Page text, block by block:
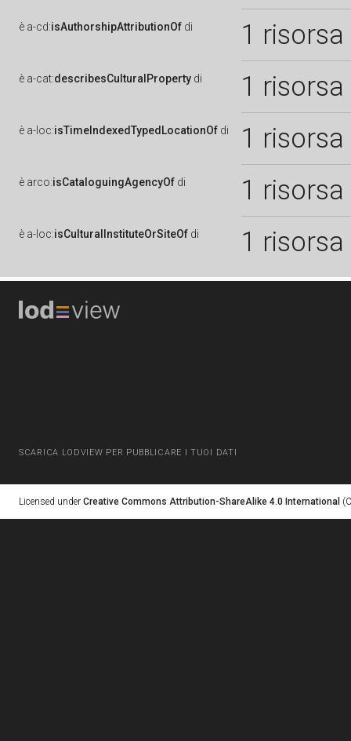
è a-cd:isAuthorshipAttributionOf di 1 risorsa
è a-cat:describesCulturalProperty di 1 risorsa
è a-loc:isTimeIndexedTypedLocationOf di 1 risorsa
è arco:isCataloguingAgencyOf di 1 risorsa
è a-loc:isCulturalInstituteOrSiteOf di 1 risorsa
SCARICA LODVIEW PER PUBBLICARE I TUOI DATI
Licensed under Creative Commons Attribution-ShareAlike 4.0 International